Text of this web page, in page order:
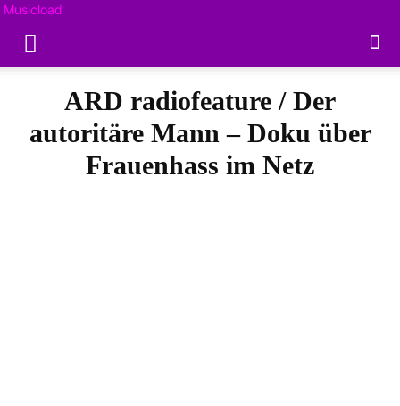
Musicload
ARD radiofeature / Der
autoritäre Mann – Doku über
Frauenhass im Netz